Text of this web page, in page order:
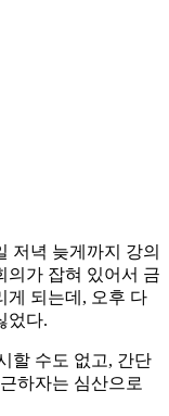
저녁 늦게까지 강의
의가 잡혀 있어서 금
게 되는데, 오후 다
었다.
할 수도 없고, 간단
하자는 심산으로